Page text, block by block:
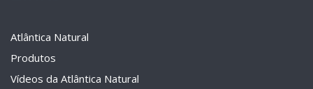
Atlântica Natural
Produtos
Vídeos da Atlântica Natural